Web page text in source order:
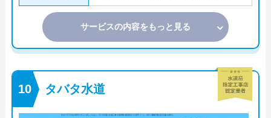
サービスの内容をもっと見る
タバタ水道